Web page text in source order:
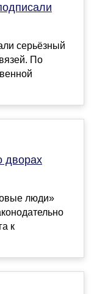
серьёзный
По
дворах
люди»
к